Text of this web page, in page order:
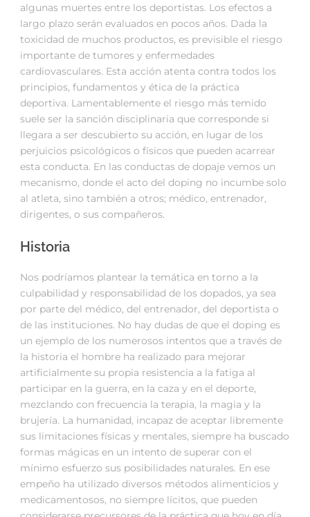
algunas muertes entre los deportistas. Los efectos a
largo plazo serán evaluados en pocos años. Dada la
toxicidad de muchos productos, es previsible el riesgo
importante de tumores y enfermedades
cardiovasculares. Esta acción atenta contra todos los
principios, fundamentos y ética de la práctica
deportiva. Lamentablemente el riesgo más temido
suele ser la sanción disciplinaria que corresponde si
llegara a ser descubierto su acción, en lugar de los
perjuicios psicológicos o físicos que pueden acarrear
esta conducta. En las conductas de dopaje vemos un
mecanismo, donde el acto del doping no incumbe solo
al atleta, sino también a otros; médico, entrenador,
dirigentes, o sus compañeros.
Historia
Nos podríamos plantear la temática en torno a la
culpabilidad y responsabilidad de los dopados, ya sea
por parte del médico, del entrenador, del deportista o
de las instituciones. No hay dudas de que el doping es
un ejemplo de los numerosos intentos que a través de
la historia el hombre ha realizado para mejorar
artificialmente su propia resistencia a la fatiga al
participar en la guerra, en la caza y en el deporte,
mezclando con frecuencia la terapia, la magia y la
brujería. La humanidad, incapaz de aceptar libremente
sus limitaciones físicas y mentales, siempre ha buscado
formas mágicas en un intento de superar con el
mínimo esfuerzo sus posibilidades naturales. En ese
empeño ha utilizado diversos métodos alimenticios y
medicamentosos, no siempre lícitos, que pueden